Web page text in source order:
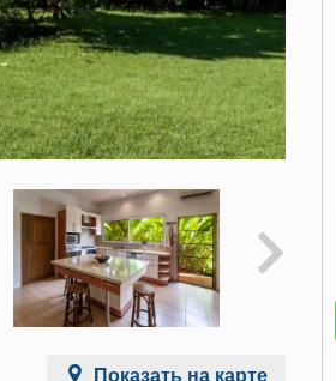
Показать на карте